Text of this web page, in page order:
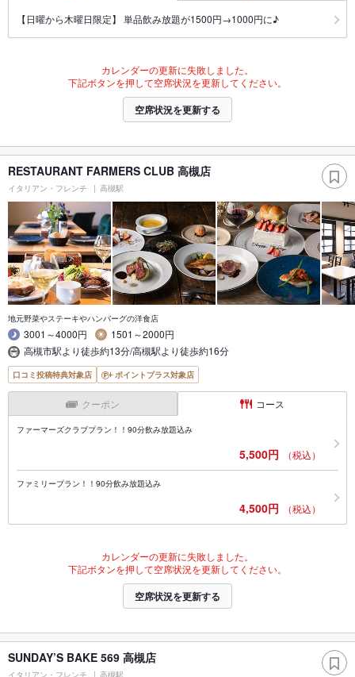
【日曜から木曜日限定】 単品飲み放題が1500円→1000円に♪
カレンダーの更新に失敗しました。
下記ボタンを押して空席状況を更新してください。
空席状況を更新する
RESTAURANT FARMERS CLUB 高槻店
イタリアン・フレンチ 高槻駅
地元野菜やステーキやハンバーグの洋食店
3001～4000円
1501～2000円
高槻市駅より徒歩約13分/高槻駅より徒歩約16分
口コミ投稿特典対象店 ポイントプラス対象店
クーポン コース
ファーマーズクラブプラン！！90分飲み放題込み
5,500円 （税込）
ファミリープラン！！90分飲み放題込み
4,500円 （税込）
カレンダーの更新に失敗しました。
下記ボタンを押して空席状況を更新してください。
空席状況を更新する
SUNDAY’S BAKE 569 高槻店
イタリアン・フレンチ 高槻駅